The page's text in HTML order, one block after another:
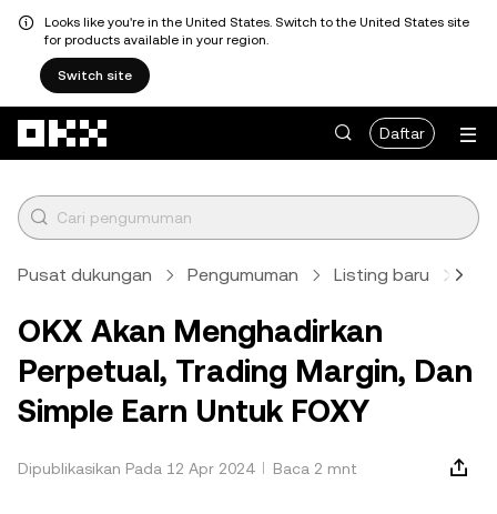
Looks like you're in the United States. Switch to the United States site
for products available in your region.
Switch site
Daftar
Pusat dukungan Pengumuman Listing baru
OKX Akan Menghadirkan
Perpetual, Trading Margin, Dan
Simple Earn Untuk FOXY
Dipublikasikan Pada 12 Apr 2024 Baca 2 mnt